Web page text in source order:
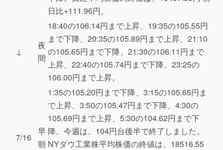
日比+111.96円。
↓
夜
間
18:40の106.14円まで上昇、19:35の105.55円
まで下降、20:35の105.89円まで上昇、21:10
の105.65円まで下降、21:30の106.11円まで
上昇、22:40の105.74円まで下降、23:25の
106.00円まで上昇。
7/16
早
朝
1:35の105.20円まで下降、3:15の105.65円ま
で上昇、3:50の105.47円まで下降、4:30の
105.69円まで上昇、5:30の104.62円まで下
降。今週は、104円台後半で終了しました。
NYダウ工業株平均株価の終値は、18516.55